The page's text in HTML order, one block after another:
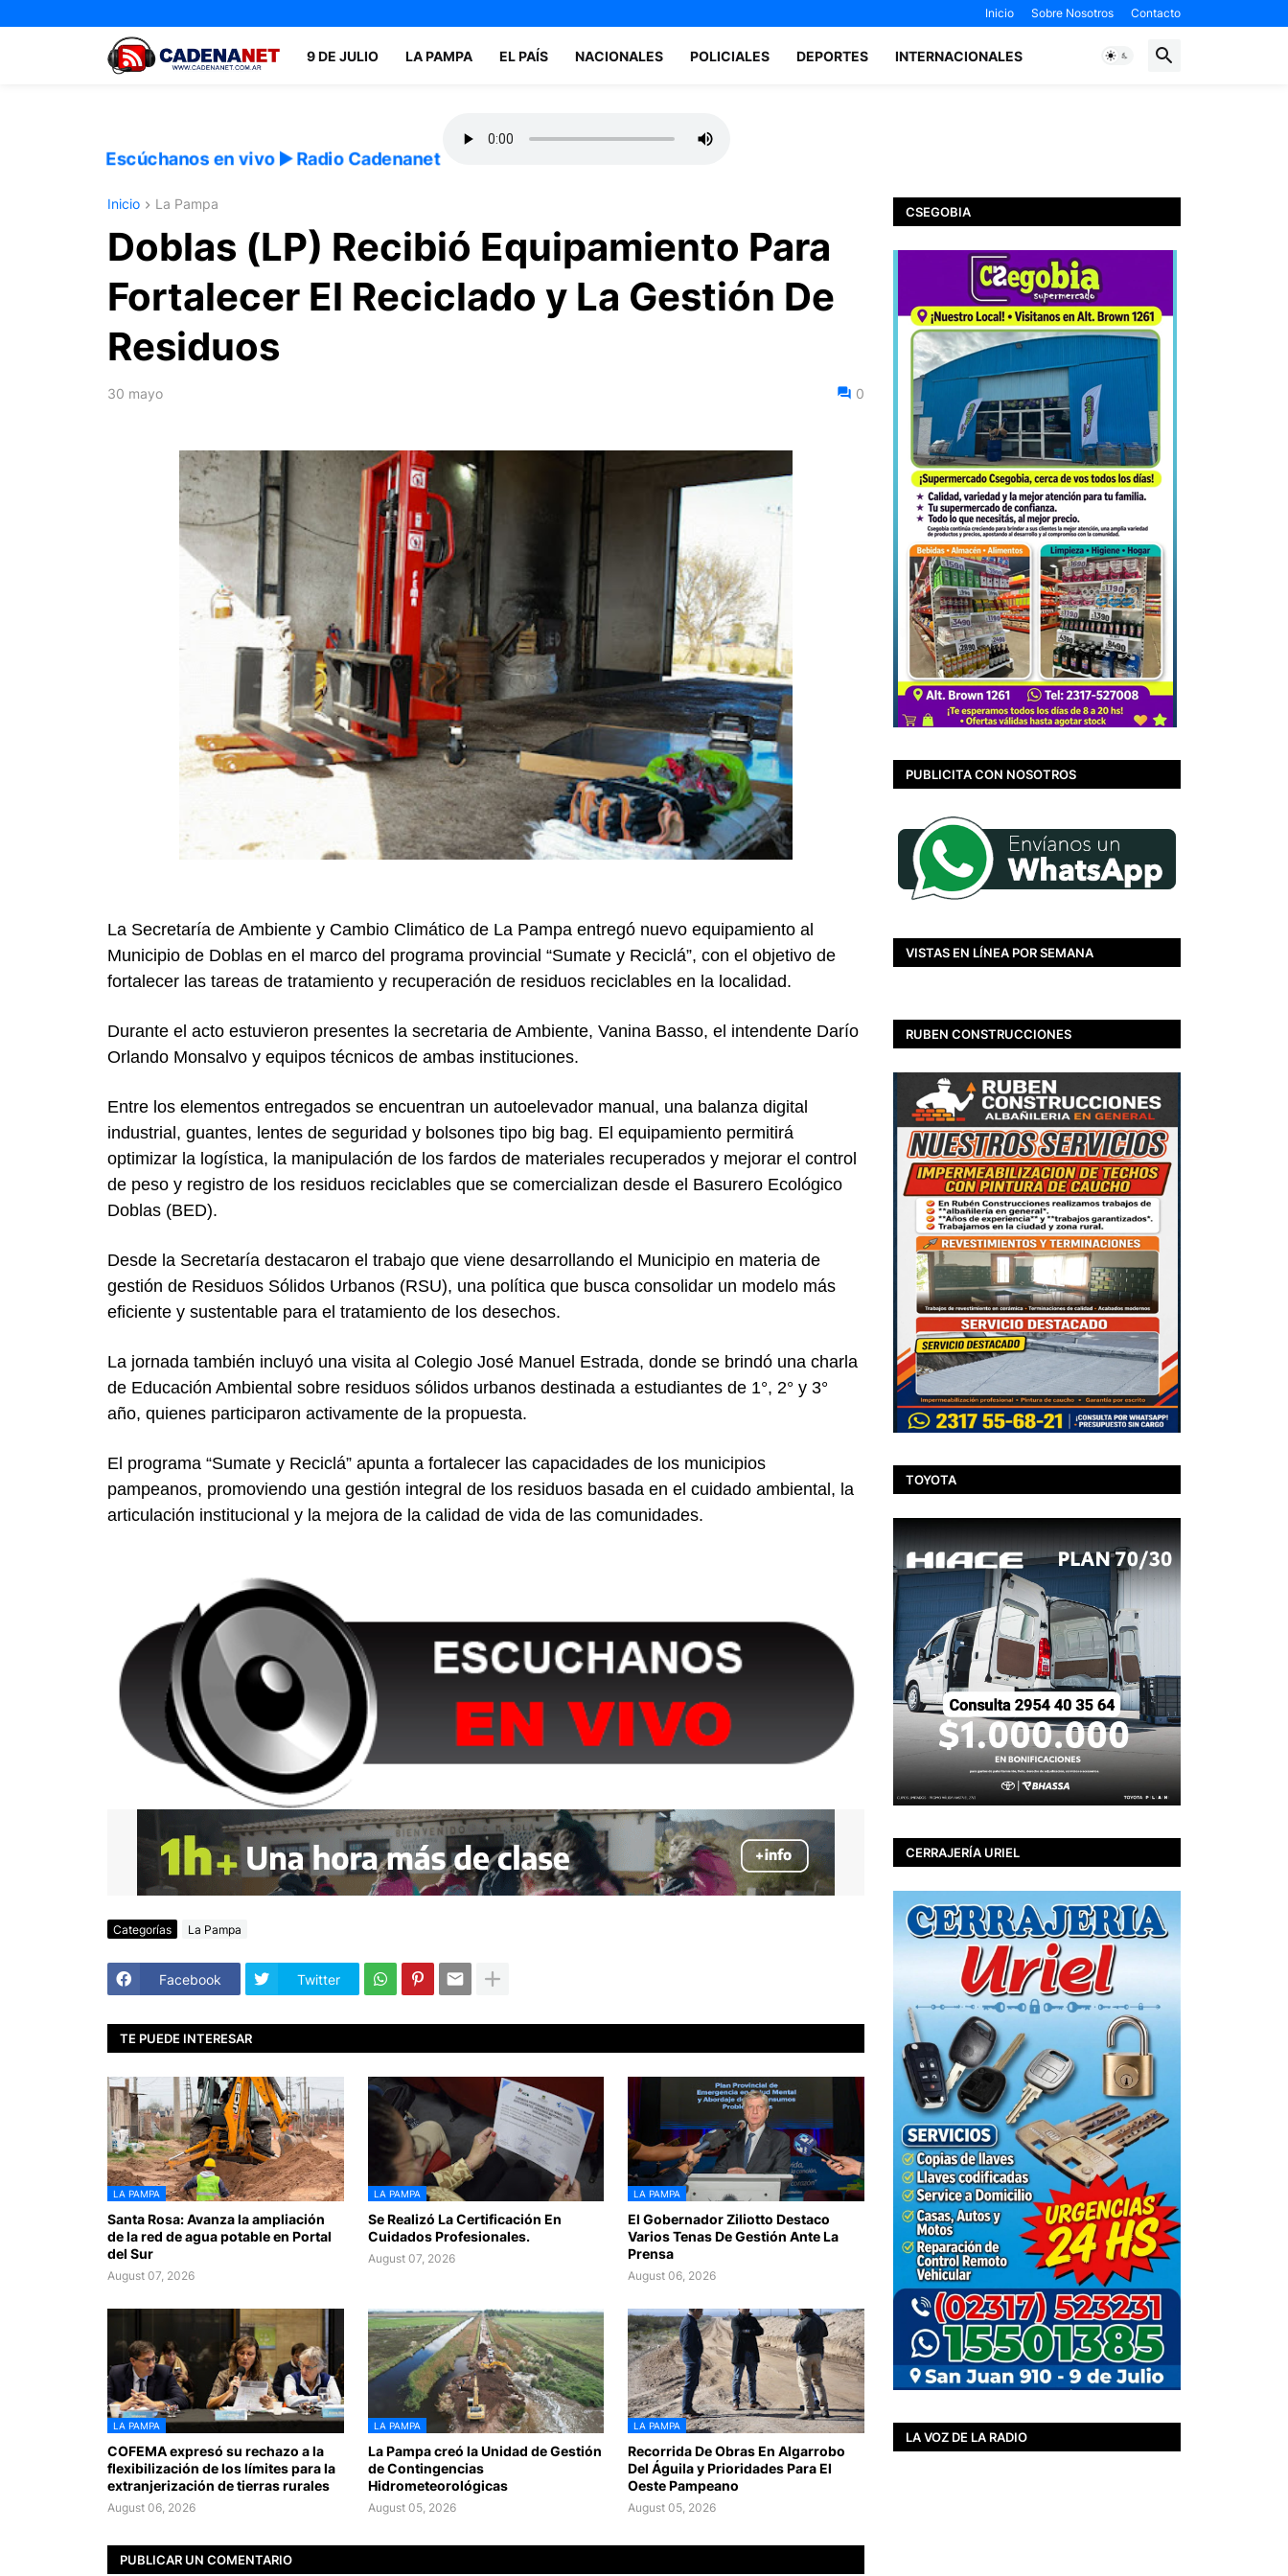
Inicio Sobre Nosotros Contacto
9 DE JULIO LA PAMPA EL PAÍS NACIONALES POLICIALES DEPORTES INTERNACIONALES
Escúchanos en vivo ▶️ Radio Cadenanet
Inicio La Pampa
Doblas (LP) Recibió Equipamiento Para
Fortalecer El Reciclado y La Gestión De
Residuos
30 mayo 0
La Secretaría de Ambiente y Cambio Climático de La Pampa entregó nuevo equipamiento al
Municipio de Doblas en el marco del programa provincial “Sumate y Reciclá”, con el objetivo de
fortalecer las tareas de tratamiento y recuperación de residuos reciclables en la localidad.
Durante el acto estuvieron presentes la secretaria de Ambiente, Vanina Basso, el intendente Darío
Orlando Monsalvo y equipos técnicos de ambas instituciones.
Entre los elementos entregados se encuentran un autoelevador manual, una balanza digital
industrial, guantes, lentes de seguridad y bolsones tipo big bag. El equipamiento permitirá
optimizar la logística, la manipulación de los fardos de materiales recuperados y mejorar el control
de peso y registro de los residuos reciclables que se comercializan desde el Basurero Ecológico
Doblas (BED).
Desde la Secretaría destacaron el trabajo que viene desarrollando el Municipio en materia de
gestión de Residuos Sólidos Urbanos (RSU), una política que busca consolidar un modelo más
eficiente y sustentable para el tratamiento de los desechos.
La jornada también incluyó una visita al Colegio José Manuel Estrada, donde se brindó una charla
de Educación Ambiental sobre residuos sólidos urbanos destinada a estudiantes de 1°, 2° y 3°
año, quienes participaron activamente de la propuesta.
El programa “Sumate y Reciclá” apunta a fortalecer las capacidades de los municipios
pampeanos, promoviendo una gestión integral de los residuos basada en el cuidado ambiental, la
articulación institucional y la mejora de la calidad de vida de las comunidades.
Categorías La Pampa
Facebook Twitter
TE PUEDE INTERESAR
LA PAMPA
Santa Rosa: Avanza la ampliación
de la red de agua potable en Portal
del Sur
August 07, 2026
LA PAMPA
Se Realizó La Certificación En
Cuidados Profesionales.
August 07, 2026
LA PAMPA
El Gobernador Ziliotto Destaco
Varios Tenas De Gestión Ante La
Prensa
August 06, 2026
LA PAMPA
COFEMA expresó su rechazo a la
flexibilización de los límites para la
extranjerización de tierras rurales
August 06, 2026
LA PAMPA
La Pampa creó la Unidad de Gestión
de Contingencias
Hidrometeorológicas
August 05, 2026
LA PAMPA
Recorrida De Obras En Algarrobo
Del Águila y Prioridades Para El
Oeste Pampeano
August 05, 2026
PUBLICAR UN COMENTARIO
CSEGOBIA
PUBLICITA CON NOSOTROS
VISTAS EN LÍNEA POR SEMANA
RUBEN CONSTRUCCIONES
TOYOTA
CERRAJERÍA URIEL
LA VOZ DE LA RADIO